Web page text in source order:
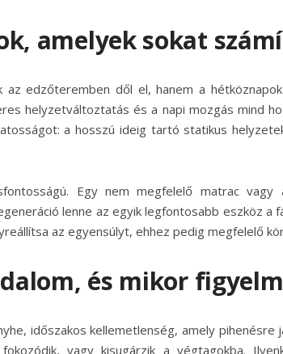
amelyek sokat
edzőteremben dől el, hanem a
helyzetváltoztatás és a napi mozgás mind
a hosszú ideig tartó statikus
Egy nem megfelelő matrac
lenne az egyik legfontosabb eszköz a
az egyensúlyt, ehhez pedig megfelelő
és mikor
időszakos kellemetlenség, amely pihenésre
vagy kisugárzik a végtagokba.